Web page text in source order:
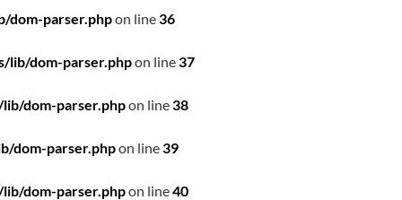
dom-parser.phpon line36
dom-parser.phpon line37
dom-parser.phpon line38
dom-parser.phpon line39
dom-parser.phpon line40